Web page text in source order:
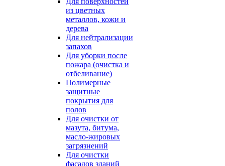
из цветных
металлов, кожи и
дерева
Для нейтрализации
запахов
Для уборки после
пожара (очистка и
отбеливание)
Полимерные
защитные
покрытия для
полов
Для очистки от
мазута, битума,
масло-жировых
загрязнений
Для очистки
фасадов зданий